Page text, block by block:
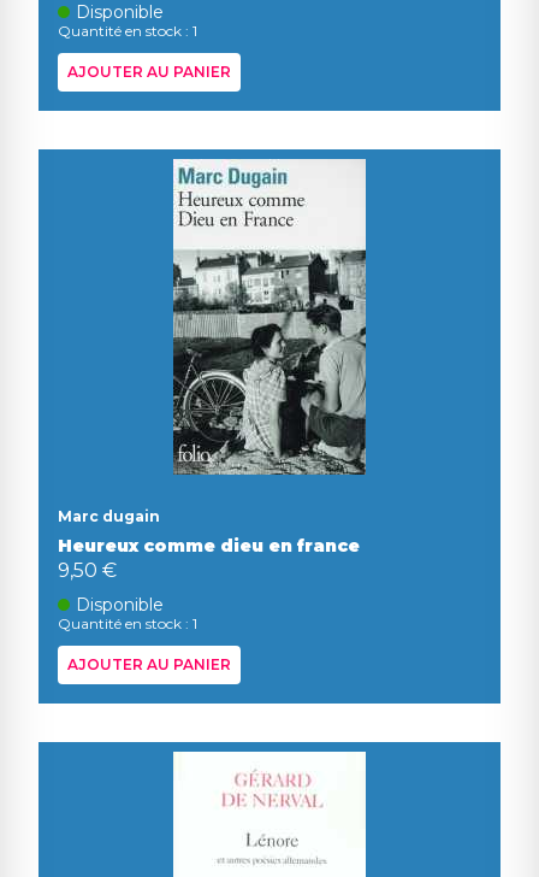
Disponible
Quantité en stock : 1
AJOUTER AU PANIER
Marc dugain
Heureux comme dieu en france
9,50 €
Disponible
Quantité en stock : 1
AJOUTER AU PANIER